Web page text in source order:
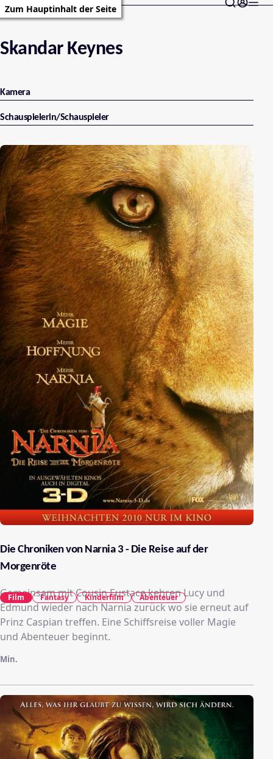
Zum Hauptinhalt der Seite
Skandar Keynes
Kamera
Schauspielerin/Schauspieler
Die Chroniken von Narnia 3 - Die Reise auf der
Morgenröte
Gemeinsam mit Cousin Eustace kehren Lucy und
Edmund wieder nach Narnia zurück wo sie erneut auf
Prinz Caspian treffen. Eine Schiffsreise voller Magie
und Abenteuer beginnt.
Min.
Film Fantasy Kinderfilm Abenteuer